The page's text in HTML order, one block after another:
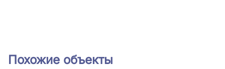
Похожие объекты